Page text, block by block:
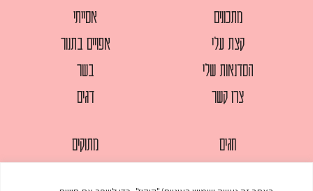
מתכונים
קצת עלי
הסדנאות שלי
צרו קשר
אסייתי
אפויים בתנור
בשר
דגים
חגים
מתוקים